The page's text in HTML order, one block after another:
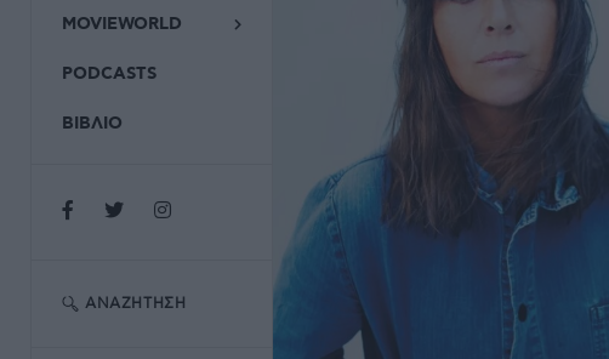
MOVIEWORLD
PODCASTS
ΒΙΒΛΙΟ
ΑΝΑΖΉΤΗΣΗ